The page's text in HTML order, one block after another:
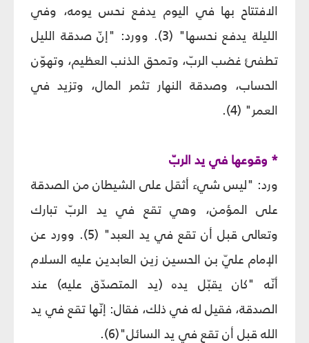
الافتتاح بها في اليوم يدفع نحس يومه، وفي
الليلة يدفع نحسها" (3). وورد: "إنّ صدقة الليل
تطفئ غضب الربّ، وتمحق الذنب العظيم، وتهوّن
الحساب، وصدقة النهار تثمر المال، وتزيد في
العمر" (4).
* وقوعها في يد الربّ
ورد: "ليس شيء أثقل على الشيطان من الصدقة
على المؤمن، وهي تقع في يد الربّ تبارك
وتعالى قبل أن تقع في يد العبد" (5). وورد عن
الإمام عليّ بن الحسين زين العابدين عليه السلام
أنّه "كان يقبّل يده (يد المتصدّق عليه) عند
الصدقة، فقيل له في ذلك، فقال: إنّها تقع في يد
الله قبل أن تقع في يد السائل"(6).